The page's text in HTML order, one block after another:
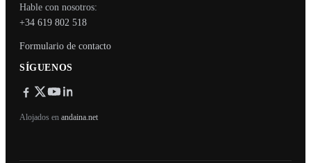
Hable con nosotros:
+34 619 802 518
Formulario de contacto
SÍGUENOS
Alojados en andaina.net